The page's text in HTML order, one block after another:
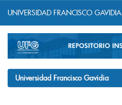
navigation
UNIVERSIDAD FRANCISCO GAVIDIA
Universidad Francisco Gavidia